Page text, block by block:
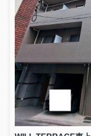
お部屋です
ニド元浅草302
15.7
東京都台東区元浅草４
銀座線 田原町駅 徒歩6分
邦興商事なら賃料も2ヶ
2026.06.04
台東区上野の不動産会
お部屋です
ライトハウス元浅草301